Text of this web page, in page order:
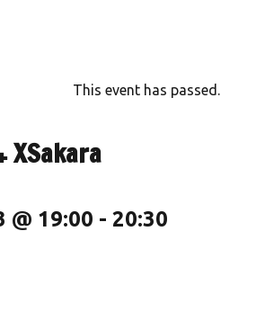
This event has passed.
XSakara
@ 19:00 - 20:30